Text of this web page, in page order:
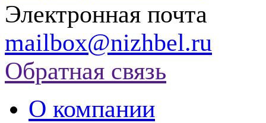
Электронная почта
mailbox@nizhbel.ru
Обратная связь
О компании